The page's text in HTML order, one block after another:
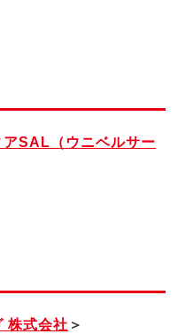
SAL（ウニベルサー
株式会社 ＞